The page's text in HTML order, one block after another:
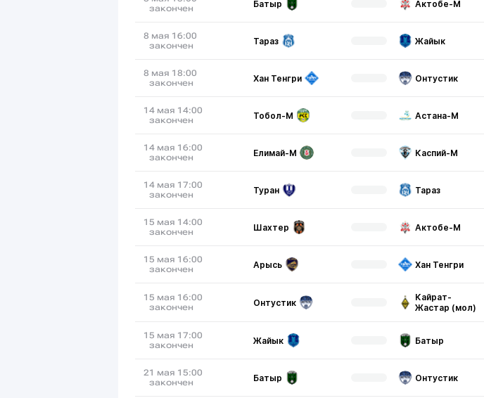
закончен
Батыр Актобе-М
8 мая 16:00
закончен
Тараз Жайык
8 мая 18:00
закончен
Хан Тенгри Онтустик
14 мая 14:00
закончен
Тобол-М Астана-М
14 мая 16:00
закончен
Елимай-М Каспий-М
14 мая 17:00
закончен
Туран Тараз
15 мая 14:00
закончен
Шахтер Актобе-М
15 мая 16:00
закончен
Арысь Хан Тенгри
15 мая 16:00
закончен
Онтустик
Кайрат-
Жастар (мол)
15 мая 17:00
закончен
Жайык Батыр
21 мая 15:00
закончен
Батыр Онтустик